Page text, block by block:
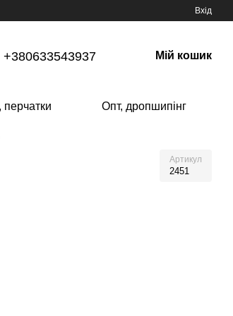
Вхід
+380633543937 Мій кошик
Опт, дропшипінг
Артикул
2451